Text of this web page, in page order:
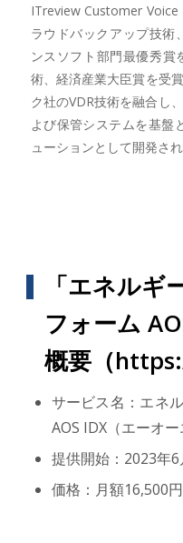
ITreview Customer
ラウドバックアップ技術
ンスソフト部門最優秀
術、経済産業大臣賞を受
ク社のVDR技術を融合し
よび保管システムを基盤
ューションとして開発され
「エネルギ
フォーム
概要（
サービス名：エネ
AOS IDX（エーオ
提供開始：2023年6
価格：月額16,500